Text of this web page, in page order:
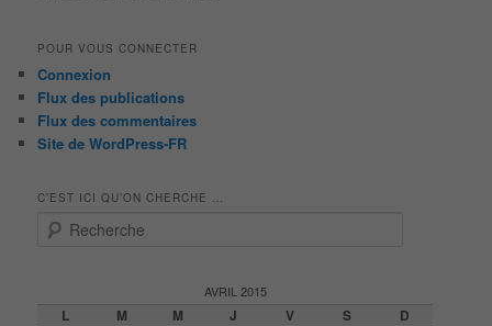
POUR VOUS CONNECTER
Connexion
Flux des publications
Flux des commentaires
Site de WordPress-FR
C’EST ICI QU’ON CHERCHE …
AVRIL 2015
L M M J V S
D